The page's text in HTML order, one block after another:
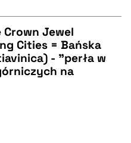
Jewel
Cities = Bańska
- "perła w
na